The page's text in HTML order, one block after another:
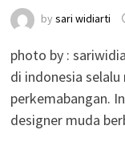
by sari widiarti
photo by :
di indonesia
perkemabangan.
designer muda